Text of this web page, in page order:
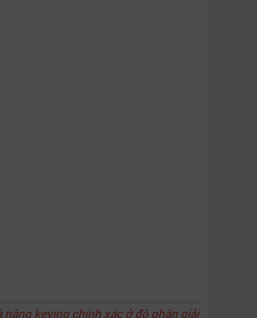
keying chính xác ở độ phân giải